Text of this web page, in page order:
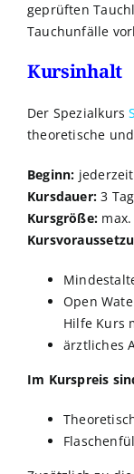
geprüften
Tauchunfälle
Kursinhalt
Der Spezialkurs
theoretische
Beginn:
Kursdauer: 3
Kursgröße:
Open
Hilfe Kurs
ärztliches
Im Kurspreis